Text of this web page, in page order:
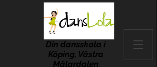
Din dansskola i
Köping, Västra
Mälardalen